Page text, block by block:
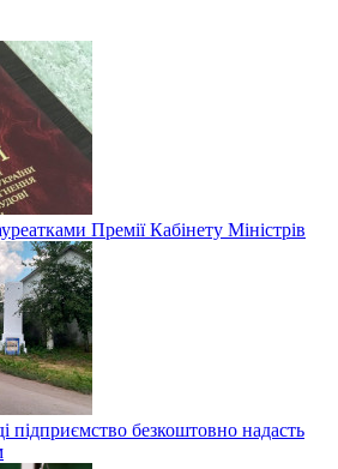
Премії Кабінету Міністрів
підприємство безкоштовно надасть